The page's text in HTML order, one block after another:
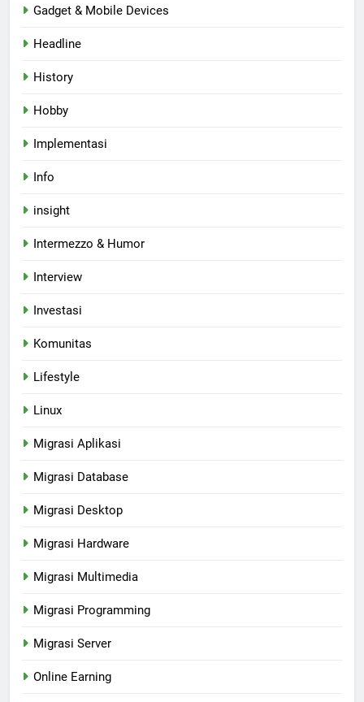
Gadget & Mobile Devices
Headline
History
Hobby
Implementasi
Info
insight
Intermezzo & Humor
Interview
Investasi
Komunitas
Lifestyle
Linux
Migrasi Aplikasi
Migrasi Database
Migrasi Desktop
Migrasi Hardware
Migrasi Multimedia
Migrasi Programming
Migrasi Server
Online Earning